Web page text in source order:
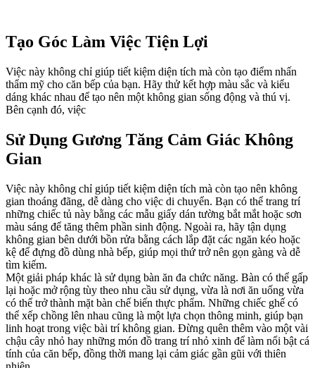
Tạo Góc Làm Việc Tiện Lợi
Việc này không chỉ giúp tiết kiệm diện tích mà còn tạo điểm nhấn
thẩm mỹ cho căn bếp của bạn. Hãy thử kết hợp màu sắc và kiểu
dáng khác nhau để tạo nên một không gian sống động và thú vị.
Bên cạnh đó, việc
Sử Dụng Gương Tăng Cảm Giác Không
Gian
Việc này không chỉ giúp tiết kiệm diện tích mà còn tạo nên không
gian thoáng đãng, dễ dàng cho việc di chuyển. Bạn có thể trang trí
những chiếc tủ này bằng các mẫu giấy dán tường bắt mắt hoặc sơn
màu sáng để tăng thêm phần sinh động. Ngoài ra, hãy tận dụng
không gian bên dưới bồn rửa bằng cách lắp đặt các ngăn kéo hoặc
kệ để đựng đồ dùng nhà bếp, giúp mọi thứ trở nên gọn gàng và dễ
tìm kiếm.
Một giải pháp khác là sử dụng bàn ăn đa chức năng. Bàn có thể gấp
lại hoặc mở rộng tùy theo nhu cầu sử dụng, vừa là nơi ăn uống vừa
có thể trở thành mặt bàn chế biến thực phẩm. Những chiếc ghế có
thể xếp chồng lên nhau cũng là một lựa chọn thông minh, giúp bạn
linh hoạt trong việc bài trí không gian. Đừng quên thêm vào một vài
chậu cây nhỏ hay những món đồ trang trí nhỏ xinh để làm nổi bật cá
tính của căn bếp, đồng thời mang lại cảm giác gần gũi với thiên